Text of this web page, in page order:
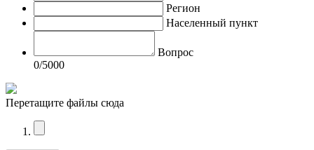
Регион
Населенный пункт
Вопрос
0/5000
Перетащите файлы сюда